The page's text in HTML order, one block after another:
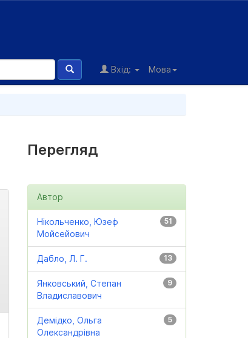
Мова
Вхід:
Перегляд
Автор
51
Нікольченко, Юзеф
Мойсейович
13
Дабло, Л. Г.
9
Янковський, Степан
Владиславович
5
Демідко, Ольга
Олександрівна